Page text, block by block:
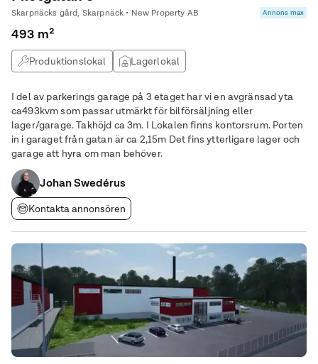
Skarpnäcks gård, Skarpnäck • New Property AB Annons max
493 m²
Produktionslokal Lagerlokal
I del av parkerings garage på 3 etaget har vi en avgränsad yta
ca493kvm som passar utmärkt för bilförsäljning eller
lager/garage. Takhöjd ca 3m. I Lokalen finns kontorsrum. Porten
in i garaget från gatan är ca 2,15m Det fins ytterligare lager och
garage att hyra om man behöver.
Johan Swedérus
Kontakta annonsören